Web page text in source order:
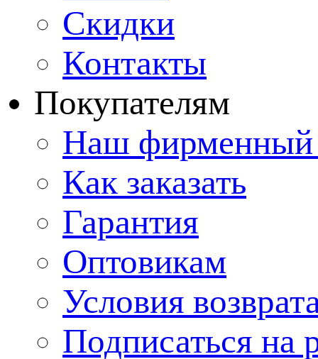
Скидки
Контакты
Покупателям
Наш фирменный
Как заказать
Гарантия
Оптовикам
Условия
Подписаться на